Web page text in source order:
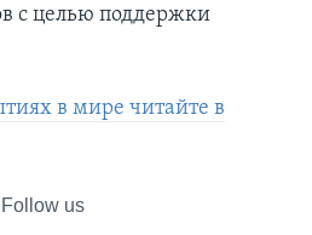
с целью поддержки
в мире читайте в
Follow us